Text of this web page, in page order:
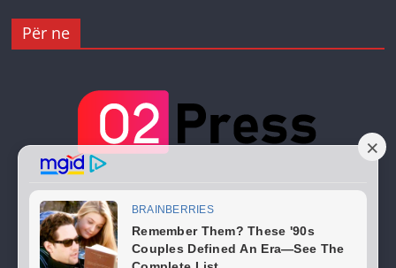
Për ne
Copyright © 202602 Press. All rights reserved.